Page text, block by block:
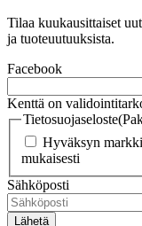
Tilaa kuukausittaiset
ja tuoteuutuuksista.
Facebook
Kenttä on
Tietosuojaseloste
Hyväksyn
mukaisesti
Sähköposti